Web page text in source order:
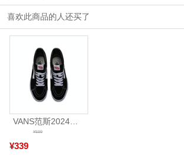
喜欢此商品的人还买了
VANS范斯2024中性SK8-HiCL帆布鞋/硫化鞋VN000D5IB8C
¥339
¥599